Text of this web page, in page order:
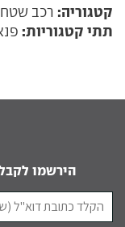
קטגוריה: רכב שטח
תתי קטגוריות:
הירשמו